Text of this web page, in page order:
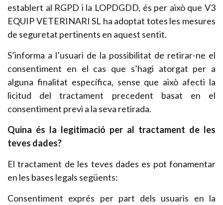
establert al RGPD i la LOPDGDD, és per això que V3
EQUIP VETERINARI SL ha adoptat totes les mesures
de seguretat pertinents en aquest sentit.
S’informa a l’usuari de la possibilitat de retirar-ne el
consentiment en el cas que s’hagi atorgat per a
alguna finalitat específica, sense que això afecti la
licitud del tractament precedent basat en el
consentiment previ a la seva retirada.
Quina és la legitimació per al tractament de les
teves dades?
El tractament de les teves dades es pot fonamentar
en les bases legals següents:
Consentiment exprés per part dels usuaris en la